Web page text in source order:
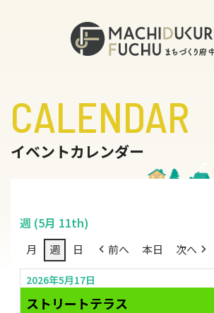
CALENDAR
イベントカレンダー
週 (5月 11th)
月 週 日 前へ 本日 次へ
2026年5月17日
ストリートテラス